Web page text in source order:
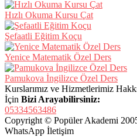
Hızlı Okuma Kursu Çat
Şefaatli Eğitim Koçu
Yenice Matematik Özel Ders
Pamukova İngilizce Özel Ders
Kurslarımız ve Hizmetlerimiz
İçin Bizi Arayabilirsiniz:
05334563486
Copyright © Popüler Akademi
WhatsApp İletişim